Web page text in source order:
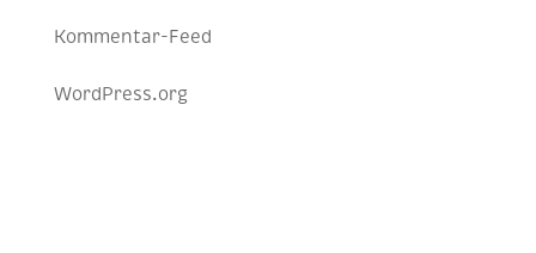
Kommentar-Feed
WordPress.org